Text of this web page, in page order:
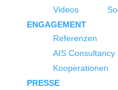
Videos
ENGAGEMENT
Referenzen
AIS Consultancy
Kooperationen
PRESSE